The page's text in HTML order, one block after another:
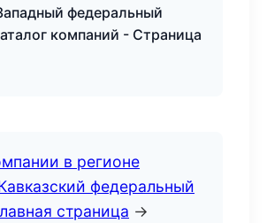
федеральный
компаний - Страница
в регионе
федеральный
страница →